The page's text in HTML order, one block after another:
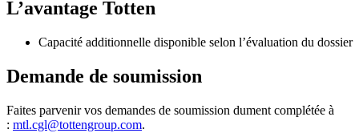
L’avantage Totten
Capacité additionnelle disponible selon l’évaluation du dossier
Demande de soumission
Faites parvenir vos demandes de soumission dument complétée à
: mtl.cgl@tottengroup.com.